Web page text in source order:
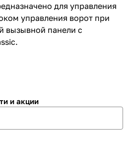
для управления
управления ворот при
вызывной панели с
и акции